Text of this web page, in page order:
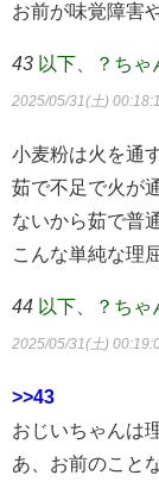
お前が味覚障害
43 以下、？ち
2025/05/31(土)
小麦粉は火を通
茹で不足で火が
ないから茹で普
こんな単純な理
44 以下、？ち
2025/05/31(土)
>>43
おじいちゃんは
あ、お前のこと